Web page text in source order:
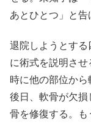
あとひとつ」と告
退院しようとす
に術式を説明さ
時に他の部位から
後日、軟骨が欠
骨を修復する。も